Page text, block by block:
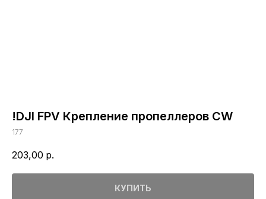
!DJI FPV Крепление пропеллеров CW
177
203,00 р.
КУПИТЬ